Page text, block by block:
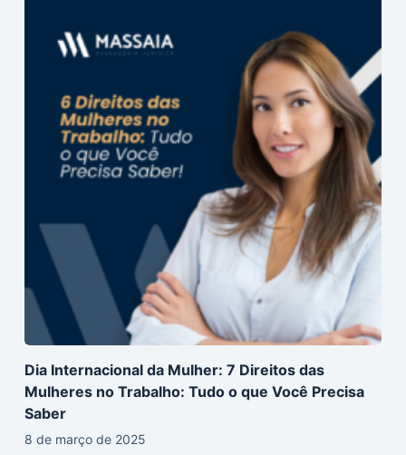
Dia Internacional da Mulher: 7 Direitos das
Mulheres no Trabalho: Tudo o que Você Precisa
Saber
8 de março de 2025